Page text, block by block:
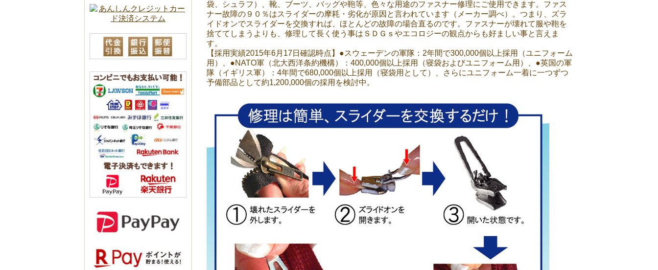
袋、シュラフ）、靴、ブーツ、バッグや鞄等、色々な用途のファスナー修理にご使用できます。ファス
ナー故障の９０％はスライダーの摩耗・劣化が原因と言われています（メーカー調べ）。つまり、ズラ
イドオンでスライダーを交換すれば、ほとんどの故障の場合直るのです。ファスナーが壊れて服や鞄を
捨ててしまうよりも、修理して長く使う事はＳＤＧｓやエコロジーの観点からも好ましい事と言えま
す。
【採用実績2015年6月17日確認時点】●スウェーデンの軍隊：2年間で300,000個以上採用（ユニフォーム
用）、●NATO軍（北大西洋条約機構）：400,000個以上採用（寝袋およびユニフォーム用）、●英国の軍
隊（イギリス軍）：4年間で680,000個以上採用（寝袋用として）、さらにユニフォーム一着に一つずつ
予備部品として約1,200,000個の採用を検討中。